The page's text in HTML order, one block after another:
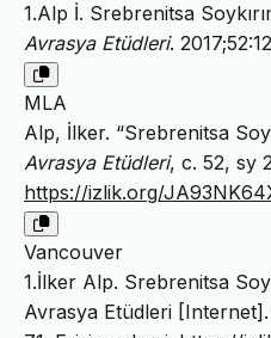
1.Alp İ. Srebrenitsa
Avrasya Etüdleri.
MLA
Alp, İlker. “Srebrenitsa
Avrasya Etüdleri, c. 52, sy
https://izlik.org/
Vancouver
1.İlker Alp. Srebrenitsa
Avrasya Etüdleri [Internet].